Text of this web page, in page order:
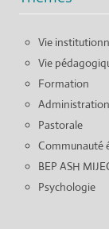
Vie
Vie
Formation
Pastorale
Communauté
BEP ASH
Psychologie